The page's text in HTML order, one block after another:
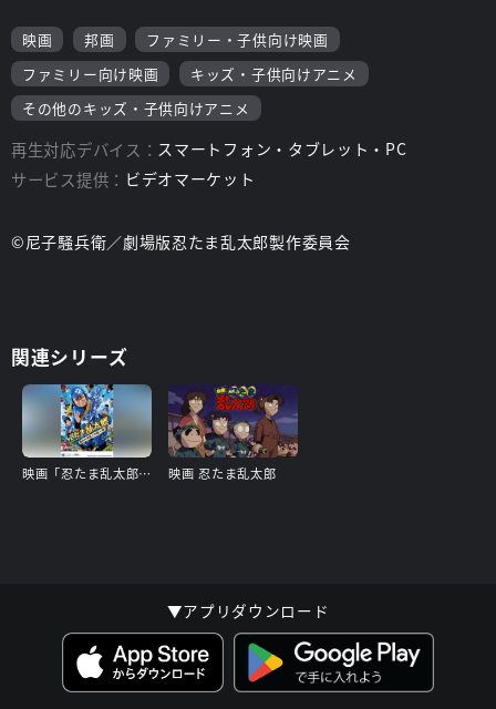
映画 邦画
ファミリー・子供向け映画
ファミリー向け映画
キッズ・子供向けアニメ
その他のキッズ・子供向けアニメ
再生対応デバイス： スマートフォン・タブレット・PC
サービス提供： ビデオマーケット
©尼子騒兵衛／劇場版忍たま乱太郎製作委員会
関連シリーズ
映画「忍たま乱太郎‐夏休み宿題大作戦!の段‐」 映画 忍たま乱太郎
▼アプリダウンロード